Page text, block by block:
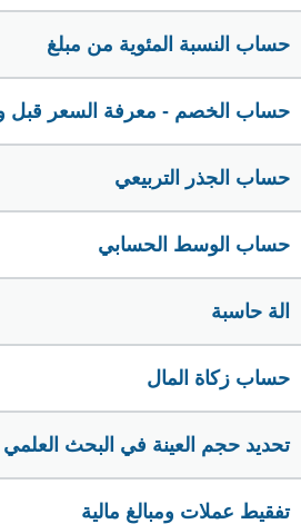
حساب النسبة المئوية من مبلغ
حساب الخصم - معرفة السعر قبل
حساب الجذر التربيعي
حساب الوسط الحسابي
الة حاسبة
حساب زكاة المال
تحديد حجم العينة في البحث العلمي
تفقيط عملات ومبالغ مالية